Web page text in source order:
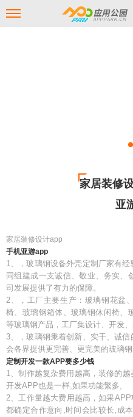
家居装修
亚
家居装修设计app
手机亚游app
1、，玻璃钢设备外壳定制厂家有
同组建成一支诚信、敬业、务实、
司发展提供了有力的保障。
2、，工厂主要生产：玻璃钢花盆
椅、玻璃钢箱体、玻璃钢休闲椅、
等玻璃钢产品，工厂集设计、开发
3、，玻璃钢秉着创新、实干、诚
会各界提供更完善、更完美的玻璃钢
定制开发一款APP要多少钱
1、制作越复杂费用越高，装修的
开发APP也是一样,如果功能繁多,
2、工作量越大费用越高，如果
都确定合作意向,时间会比较长,成